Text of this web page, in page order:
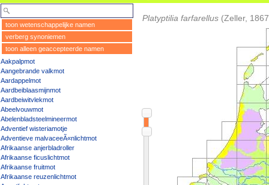
toon wetenschappelijke namen
verberg synoniemen
toon alleen geaccepteerde namen
Aakpalpmot
Aangebrande valkmot
Aardappelmot
Aardbeiblaasmijnmot
Aardbeiwitvlekmot
Abeelvouwmot
Abelenbladsteelmineermot
Adventief wisteriamotje
Adventieve malvaceeÃ«nlichtmot
Afrikaanse anjerbladroller
Afrikaanse ficuslichtmot
Afrikaanse fruitmot
Afrikaanse reuzenlichtmot
Platyptilia farfarellus (Zeller,